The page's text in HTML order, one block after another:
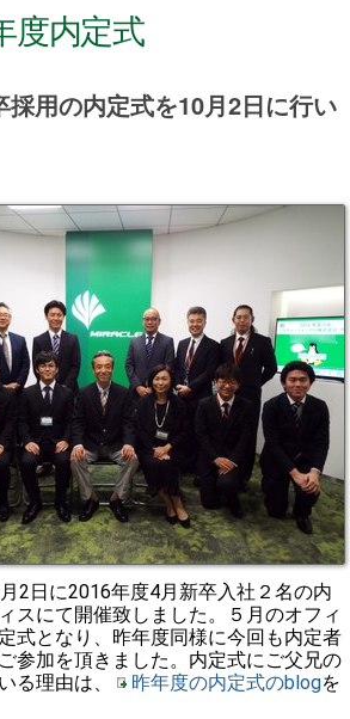
度内定式
採用の内定式を10月2日に行い
2日に2016年度4月新卒入社２名の内
スにて開催致しました。
５月のオフィ
式となり、 昨年度同様に今回も内定者
参加を頂きました。内定式にご父兄の
る理由は、
昨年度の内定式のblogを